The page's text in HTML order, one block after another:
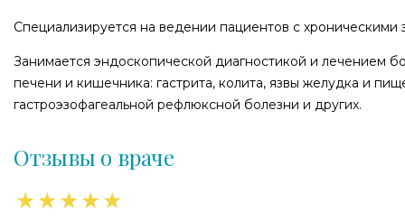
Специализируется на ведении пациентов с хроническими
Занимается эндоскопической диагностикой и лечением
печени и кишечника: гастрита, колита, язвы желудка и
гастроэзофагеальной рефлюксной болезни и других.
Отзывы о враче
★★★★★